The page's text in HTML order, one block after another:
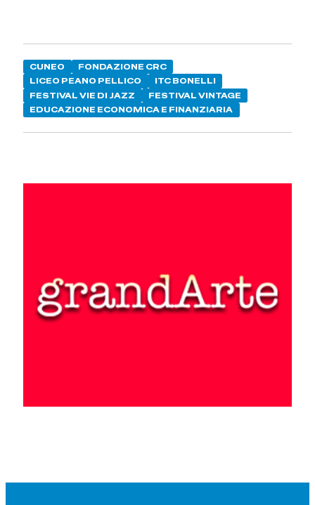
CUNEO
FONDAZIONE CRC
LICEO PEANO PELLICO
ITC BONELLI
FESTIVAL VIE DI JAZZ
FESTIVAL VINTAGE
EDUCAZIONE ECONOMICA E FINANZIARIA